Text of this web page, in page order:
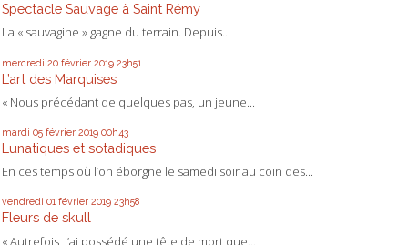
Spectacle Sauvage à Saint Rémy
La « sauvagine » gagne du terrain. Depuis...
mercredi 20 février 2019 23h51
L’art des Marquises
« Nous précédant de quelques pas, un jeune...
mardi 05 février 2019 00h43
Lunatiques et sotadiques
En ces temps où l’on éborgne le samedi soir au coin des...
vendredi 01 février 2019 23h58
Fleurs de skull
« Autrefois, j’ai possédé une tête de mort que...